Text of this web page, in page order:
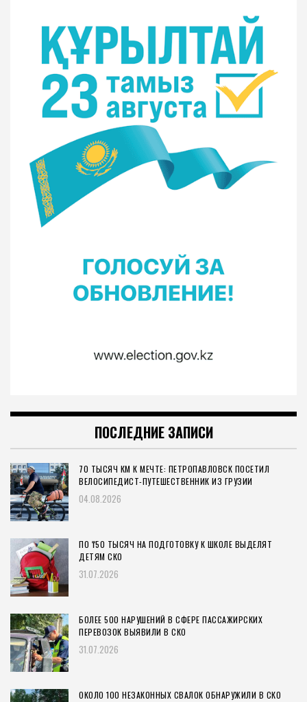
ПОСЛЕДНИЕ ЗАПИСИ
70 ТЫСЯЧ КМ К МЕЧТЕ: ПЕТРОПАВЛОВСК ПОСЕТИЛ
ВЕЛОСИПЕДИСТ-ПУТЕШЕСТВЕННИК ИЗ ГРУЗИИ
04.08.2026
ПО ₸50 ТЫСЯЧ НА ПОДГОТОВКУ К ШКОЛЕ ВЫДЕЛЯТ
ДЕТЯМ СКО
31.07.2026
БОЛЕЕ 500 НАРУШЕНИЙ В СФЕРЕ ПАССАЖИРСКИХ
ПЕРЕВОЗОК ВЫЯВИЛИ В СКО
31.07.2026
ОКОЛО 100 НЕЗАКОННЫХ СВАЛОК ОБНАРУЖИЛИ В СКО